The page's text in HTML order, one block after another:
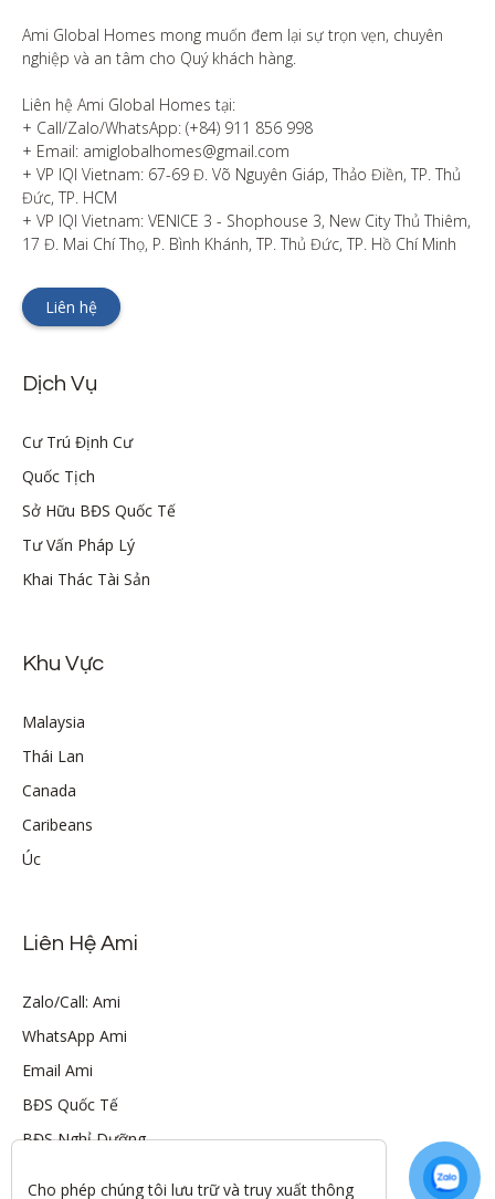
Ami Global Homes mong muốn đem lại sự trọn vẹn, chuyên
nghiệp và an tâm cho Quý khách hàng.
Liên hệ Ami Global Homes tại:
+ Call/Zalo/WhatsApp: (+84) 911 856 998
+ Email: amiglobalhomes@gmail.com
+ VP IQI Vietnam: 67-69 Đ. Võ Nguyên Giáp, Thảo Điền, TP. Thủ
Đức, TP. HCM
+ VP IQI Vietnam: VENICE 3 - Shophouse 3, New City Thủ Thiêm,
17 Đ. Mai Chí Thọ, P. Bình Khánh, TP. Thủ Đức, TP. Hồ Chí Minh
Liên hệ
Dịch Vụ
Cư Trú Định Cư
Quốc Tịch
Sở Hữu BĐS Quốc Tế
Tư Vấn Pháp Lý
Khai Thác Tài Sản
Khu Vực
Malaysia
Thái Lan
Canada
Caribeans
Úc
Liên Hệ Ami
Zalo/Call: Ami
WhatsApp Ami
Email Ami
BĐS Quốc Tế
BĐS Nghỉ Dưỡng
Cho phép chúng tôi lưu trữ và truy xuất thông